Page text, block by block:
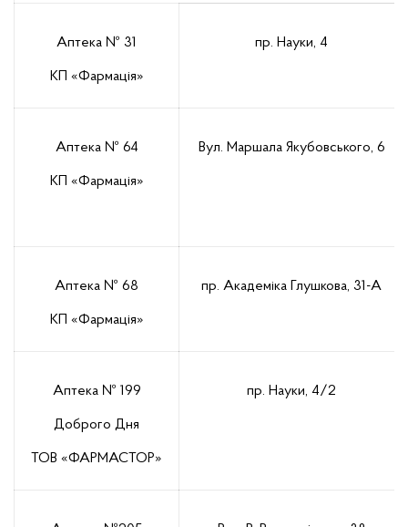
Аптека № 31
КП «Фармація»
пр. Науки, 4
Аптека № 64
КП «Фармація»
Вул. Маршала Якубовського, 6
Аптека № 68
КП «Фармація»
пр. Академіка Глушкова, 31-А
Аптека № 199
Доброго Дня
ТОВ «ФАРМАСТОР»
пр. Науки, 4/2